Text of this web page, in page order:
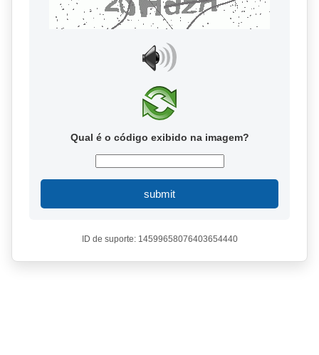
Qual é o código exibido na imagem?
submit
ID de suporte: 14599658076403654440